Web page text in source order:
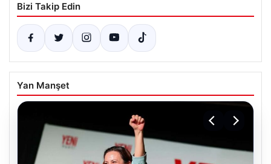
Bizi Takip Edin
Yan Manşet